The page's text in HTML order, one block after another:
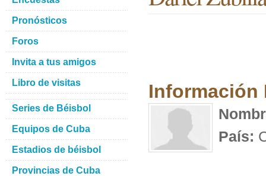
Información
País:
Pronósticos
Foros
Invita a tus amigos
Libro de visitas
Series de Béisbol
Equipos de Cuba
Estadios de béisbol
Provincias de Cuba